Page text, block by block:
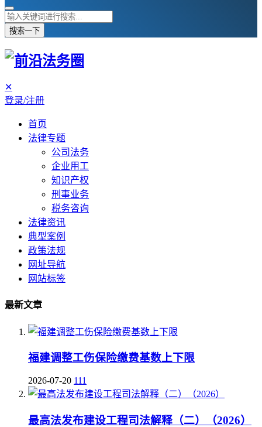
搜索一下
✕
登录/注册
首页
法律专题
公司法务
企业用工
知识产权
刑事业务
税务咨询
法律资讯
典型案例
政策法规
网址导航
网站标签
最新文章
福建调整工伤保险缴费基数上下限
2026-07-20 111
最高法发布建设工程司法解释（二）（2026）